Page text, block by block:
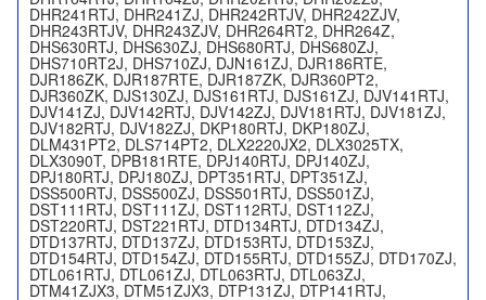
DHR241RTJ, DHR241ZJ, DHR242RTJV, DHR242ZJV,
DHR243RTJV, DHR243ZJV, DHR264RT2, DHR264Z,
DHS630RTJ, DHS630ZJ, DHS680RTJ, DHS680ZJ,
DHS710RT2J, DHS710ZJ, DJN161ZJ, DJR186RTE,
DJR186ZK, DJR187RTE, DJR187ZK, DJR360PT2,
DJR360ZK, DJS130ZJ, DJS161RTJ, DJS161ZJ, DJV141RTJ,
DJV141ZJ, DJV142RTJ, DJV142ZJ, DJV181RTJ, DJV181ZJ,
DJV182RTJ, DJV182ZJ, DKP180RTJ, DKP180ZJ,
DLM431PT2, DLS714PT2, DLX2220JX2, DLX3025TX,
DLX3090T, DPB181RTE, DPJ140RTJ, DPJ140ZJ,
DPJ180RTJ, DPJ180ZJ, DPT351RTJ, DPT351ZJ,
DSS500RTJ, DSS500ZJ, DSS501RTJ, DSS501ZJ,
DST111RTJ, DST111ZJ, DST112RTJ, DST112ZJ,
DST220RTJ, DST221RTJ, DTD134RTJ, DTD134ZJ,
DTD137RTJ, DTD137ZJ, DTD153RTJ, DTD153ZJ,
DTD154RTJ, DTD154ZJ, DTD155RTJ, DTD155ZJ, DTD170ZJ,
DTL061RTJ, DTL061ZJ, DTL063RTJ, DTL063ZJ,
DTM41ZJX3, DTM51ZJX3, DTP131ZJ, DTP141RTJ,